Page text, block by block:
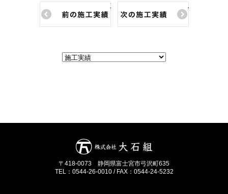
前の施工実績
〒418-0073 静岡県富士宮市弓沢町635
TEL：0544-26-0010 / FAX：0544-24-5232